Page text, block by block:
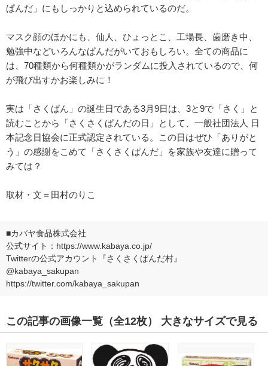
ぱんだ」にもしっかりと込められているのだ。
マスク顔のほかにも、仙人、ひょっとこ、工場長、歯磨き中、
勉強中などいろんなぱんだがいておもしろい。全ての商品に
は、70種類から何種類かがランダムに投入されているので、何
が飛び出すかお楽しみに！
実は「さくぱん」の誕生日である3月9日は、3と9で「さく」と
読むことから「さくさくぱんだの日」として、一般社団法人 日
本記念日協会に正式認定されている。この日はぜひ「ありがと
う」の感謝をこめて「さくさくぱんだ」を家族や友達に贈って
みては？
取材・文＝田村のりこ
■カバヤ食品株式会社
公式サイト： https://www.kabaya.co.jp/
Twitterの公式アカウント『さくさくぱんだ村』
@kabaya_sakupan
https://twitter.com/kabaya_sakupan
この記事の画像一覧 （全12枚） 大きなサイズで見る